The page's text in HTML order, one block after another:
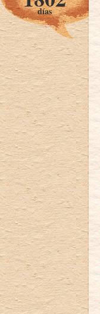
días